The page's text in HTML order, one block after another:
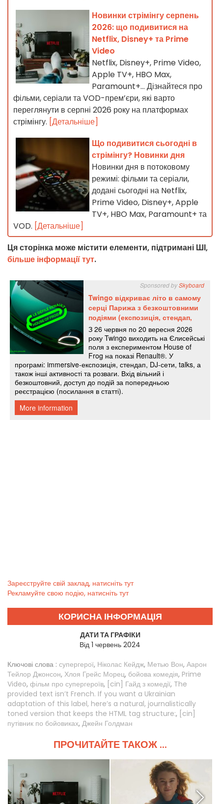
Новинки стрімінгу серпень
2026: що подивитися на
Netflix, Disney+ та Prime
Video
Netflix, Disney+, Prime Video,
Apple TV+, HBO Max,
Paramount+… Дізнайтеся про
фільми, серіали та VOD-прем’єри, які варто
переглянути в серпні 2026 року на платформах
стрімінгу. [Детальніше]
Що подивитися сьогодні в
стрімінгу? Новинки дня
Новинки дня в потоковому
режимі: фільми та серіали,
додані сьогодні на Netflix,
Prime Video, Disney+, Apple
TV+, HBO Max, Paramount+ та
VOD. [Детальніше]
Ця сторінка може містити елементи, підтримані ШІ,
більше інформації тут.
Зареєструйте свій заклад, натисніть тут
Рекламуйте свою подію, натисніть тут
КОРИСНА ІНФОРМАЦІЯ
ДАТИ ТА ГРАФІКИ
Від 1 червень 2024
Ключові слова : супергерої, Ніколас Кейдж, Метью Вон, Аарон
Тейлор Джонсон, Хлоя Грейс Морец, бойова комедія, Prime
Video, фільм про супергероїв, [cin] Гайд з комедії, The
provided text isn’t French. If you want a Ukrainian
adaptation of this label, here’s a natural, journalistically
toned version that keeps the HTML tag structure:, [cin]
путівник по бойовиках, Джейн Голдман
ПРОЧИТАЙТЕ ТАКОЖ ...